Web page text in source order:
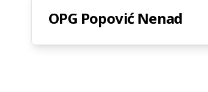
OPG Popović Nenad